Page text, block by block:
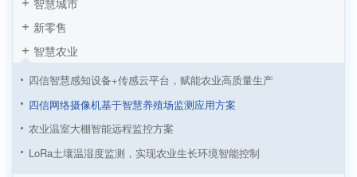
智慧城市
新零售
智慧农业
四信智慧感知设备+传感云平台，赋能农业高质量生产
四信网络摄像机基于智慧养殖场监测应用方案
农业温室大棚智能远程监控方案
LoRa土壤温湿度监测，实现农业生长环境智能控制